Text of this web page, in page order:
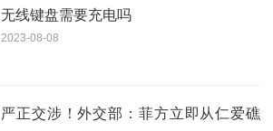
无线键盘需要充电吗
2023-08-08
严正交涉！外交部：菲方立即从仁爱礁